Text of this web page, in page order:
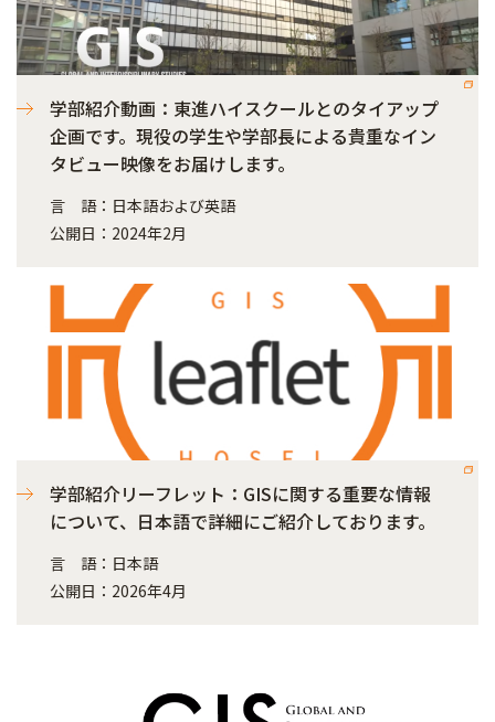
学部紹介動画：東進ハイスクールとのタイアップ
企画です。現役の学生や学部長による貴重なイン
タビュー映像をお届けします。
言 語：日本語および英語
公開日：2024年2月
学部紹介リーフレット：GISに関する重要な情報
について、日本語で詳細にご紹介しております。
言 語：日本語
公開日：2026年4月